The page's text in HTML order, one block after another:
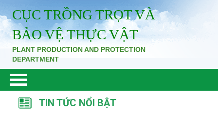
CỤC TRỒNG TRỌT VÀ
BẢO VỆ THỰC VẬT
PLANT PRODUCTION AND PROTECTION
DEPARTMENT
TIN TỨC NỔI BẬT